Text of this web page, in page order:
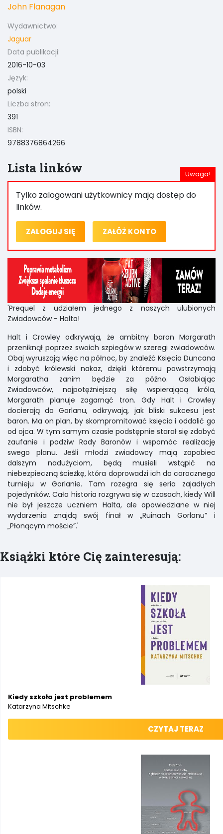
John Flanagan
Wydawnictwo:
Jaguar
Data publikacji:
2016-10-03
Język:
polski
Liczba stron:
391
ISBN:
9788376864266
Lista linków
Tylko zalogowani użytkownicy mają dostęp do
linków.
ZALOGUJ SIĘ ZAŁÓŻ KONTO
'Prequel z udziałem jednego z naszych ulubionych
Zwiadowców - Halta!
Halt i Crowley odkrywają, że ambitny baron Morgarath
przeniknął poprzez swoich szpiegów w szeregi zwiadowców.
Obaj wyruszają więc na północ, by znaleźć Księcia Duncana
i zdobyć królewski nakaz, dzięki któremu powstrzymają
Morgaratha zanim będzie za późno. Osłabiając
Zwiadowców, najpotężniejszą siłę wspierającą króla,
Morgarath planuje zagarnąć tron. Gdy Halt i Crowley
docierają do Gorlanu, odkrywają, jak bliski sukcesu jest
baron. Ma on plan, by skompromitować księcia i oddalić go
od ojca. W tym samym czasie podstępnie starał się zdobyć
zaufanie i podziw Rady Baronów i wspomóc realizację
swego planu. Jeśli młodzi zwiadowcy mają zapobiec
dalszym nadużyciom, będą musieli wstąpić na
niebezpieczną ścieżkę, która doprowadzi ich do corocznego
turnieju w Gorlanie. Tam rozegra się seria zajadłych
pojedynków. Cała historia rozgrywa się w czasach, kiedy Will
nie był jeszcze uczniem Halta, ale opowiedziane w niej
wydarzenia znajdą swój finał w „Ruinach Gorlanu” i
„Płonącym moście”.'
Książki które Cię zainteresują:
Kiedy szkoła jest problemem
Katarzyna Mitschke
CZYTAJ TERAZ